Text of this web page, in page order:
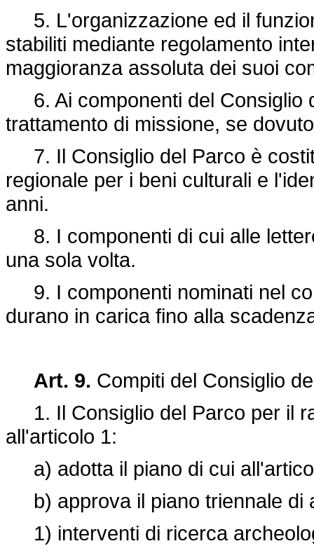
5. L'organizzazione ed il
stabiliti mediante regolamento
maggioranza assoluta dei suoi
6. Ai componenti del Consiglio
trattamento di missione, se
7. Il Consiglio del Parco è
regionale per i beni culturali e
anni.
8. I componenti di cui alle
una sola volta.
9. I componenti nominati nel
durano in carica fino alla
Art. 9. Compiti del Consiglio
1. Il Consiglio del Parco per il
all'articolo 1:
a) adotta il piano di cui
b) approva il piano triennale di
1) interventi di ricerca